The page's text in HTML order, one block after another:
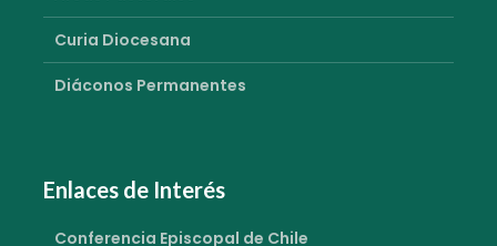
Curia Diocesana
Diáconos Permanentes
Enlaces de Interés
Conferencia Episcopal de Chile